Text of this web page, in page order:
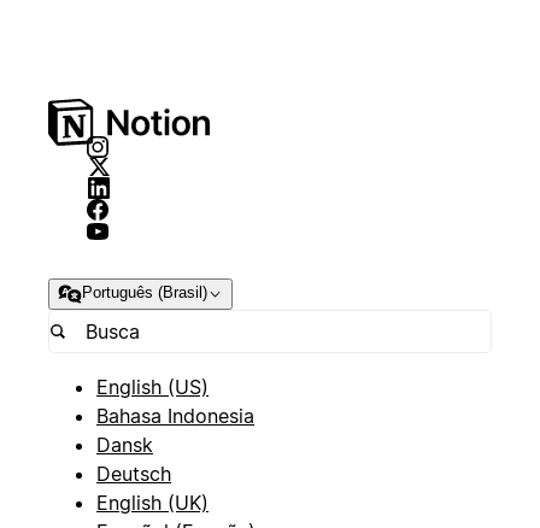
Português (Brasil)
English (US)
Bahasa Indonesia
Dansk
Deutsch
English (UK)